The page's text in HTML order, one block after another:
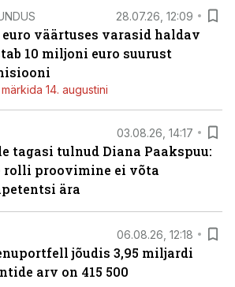
28.07.26, 12:09
väärtuses varasid haldav
10 miljoni euro suurust
14. augustini
03.08.26, 14:17
tagasi tulnud Diana Paakspuu:
rolli proovimine ei võta
ära
06.08.26, 12:18
jõudis 3,95 miljardi
arv on 415 500